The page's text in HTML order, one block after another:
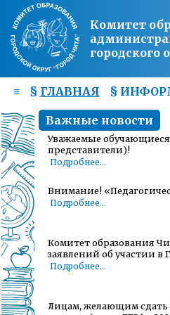
Комитет
городского
≡ § ГЛАВНАЯ §
Важные новости
Уважаемые
представители)!
Подробнее...
Внимание!
Подробнее...
Комитет образования
заявлений об участии в
Подробнее...
Лицам, желающим